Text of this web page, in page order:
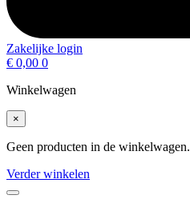
Zakelijke login
€ 0,00 0
Winkelwagen
×
Geen producten in de winkelwagen.
Verder winkelen